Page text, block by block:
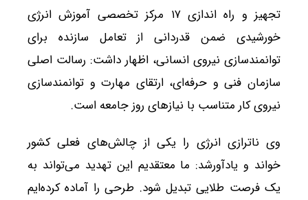
تجهیز و راه اندازی ۱۷ مرکز تخصصی آموزش انرژی
خورشیدی ضمن قدردانی از تعامل سازنده برای
توانمندسازی نیروی انسانی، اظهار داشت: رسالت اصلی
سازمان فنی و حرفه‌ای، ارتقای مهارت و توانمندسازی
نیروی کار متناسب با نیازهای روز جامعه است.
وی ناترازی انرژی را یکی از چالش‌های فعلی کشور
خواند و یادآورشد: ما معتقدیم این تهدید می‌تواند به
یک فرصت طلایی تبدیل شود. طرحی را آماده کرده‌ایم